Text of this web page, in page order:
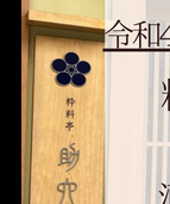
ご接待
慶事
宴会